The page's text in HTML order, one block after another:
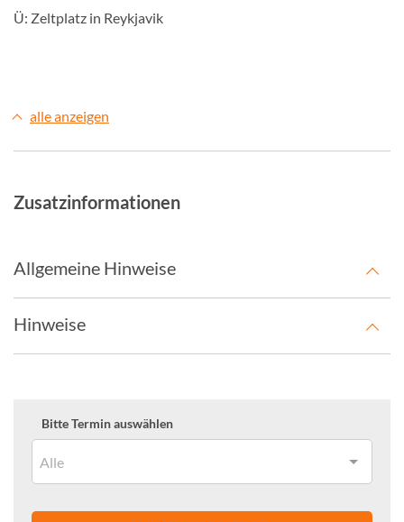
Ü: Zeltplatz in Reykjavik
alle anzeigen
Zusatzinformationen
Allgemeine Hinweise
Hinweise
Bitte Termin auswählen
Alle